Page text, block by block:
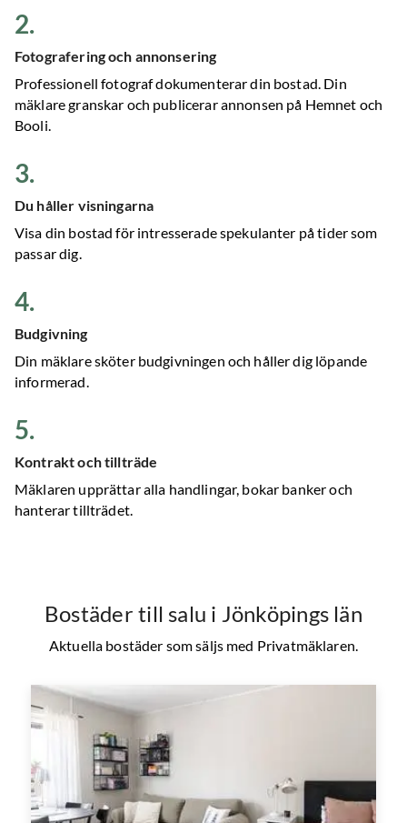
2.
Fotografering och annonsering
Professionell fotograf dokumenterar din bostad. Din
mäklare granskar och publicerar annonsen på Hemnet och
Booli.
3.
Du håller visningarna
Visa din bostad för intresserade spekulanter på tider som
passar dig.
4.
Budgivning
Din mäklare sköter budgivningen och håller dig löpande
informerad.
5.
Kontrakt och tillträde
Mäklaren upprättar alla handlingar, bokar banker och
hanterar tillträdet.
Bostäder till salu i Jönköpings län
Aktuella bostäder som säljs med Privatmäklaren.